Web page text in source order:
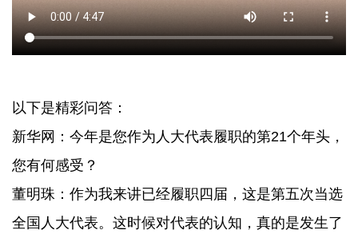
以下是精彩问答：
新华网：今年是您作为人大代表履职的第21个年头，
您有何感受？
董明珠：作为我来讲已经履职四届，这是第五次当选
全国人大代表。这时候对代表的认知，真的是发生了